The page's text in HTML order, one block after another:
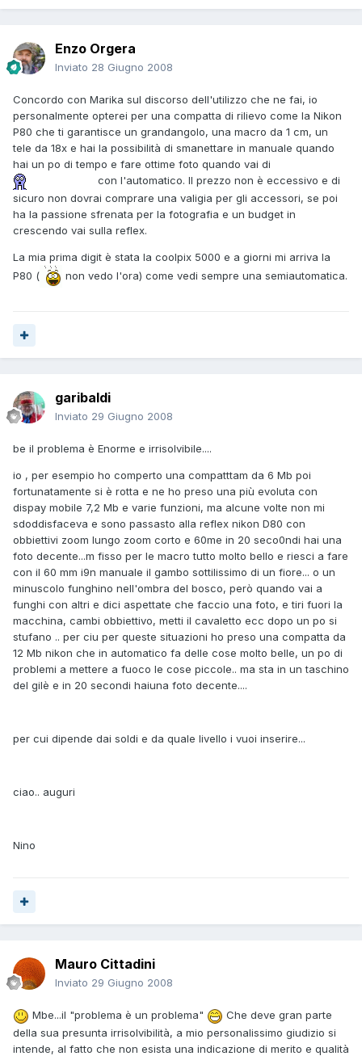
Enzo Orgera
Inviato 28 Giugno 2008
Concordo con Marika sul discorso dell'utilizzo che ne fai, io
personalmente opterei per una compatta di rilievo come la Nikon
P80 che ti garantisce un grandangolo, una macro da 1 cm, un
tele da 18x e hai la possibilità di smanettare in manuale quando
hai un po di tempo e fare ottime foto quando vai di
con l'automatico. Il prezzo non è eccessivo e di
sicuro non dovrai comprare una valigia per gli accessori, se poi
ha la passione sfrenata per la fotografia e un budget in
crescendo vai sulla reflex.
La mia prima digit è stata la coolpix 5000 e a giorni mi arriva la
P80 (
non vedo l'ora) come vedi sempre una semiautomatica.
garibaldi
Inviato 29 Giugno 2008
be il problema è Enorme e irrisolvibile....
io , per esempio ho comperto una compatttam da 6 Mb poi
fortunatamente si è rotta e ne ho preso una più evoluta con
dispay mobile 7,2 Mb e varie funzioni, ma alcune volte non mi
sdoddisfaceva e sono passasto alla reflex nikon D80 con
obbiettivi zoom lungo zoom corto e 60me in 20 seco0ndi hai una
foto decente...m fisso per le macro tutto molto bello e riesci a fare
con il 60 mm i9n manuale il gambo sottilissimo di un fiore... o un
minuscolo funghino nell'ombra del bosco, però quando vai a
funghi con altri e dici aspettate che faccio una foto, e tiri fuori la
macchina, cambi obbiettivo, metti il cavaletto ecc dopo un po si
stufano .. per ciu per queste situazioni ho preso una compatta da
12 Mb nikon che in automatico fa delle cose molto belle, un po di
problemi a mettere a fuoco le cose piccole.. ma sta in un taschino
del gilè e in 20 secondi haiuna foto decente....
per cui dipende dai soldi e da quale livello i vuoi inserire...
ciao.. auguri
Nino
Mauro Cittadini
Inviato 29 Giugno 2008
Mbe...il "problema è un problema"
Che deve gran parte
della sua presunta irrisolvibilità, a mio personalissimo giudizio si
intende, al fatto che non esista una indicazione di merito e qualità